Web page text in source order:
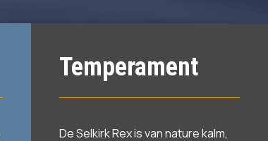
Temperament
De Selkirk Rex is van nature kalm,